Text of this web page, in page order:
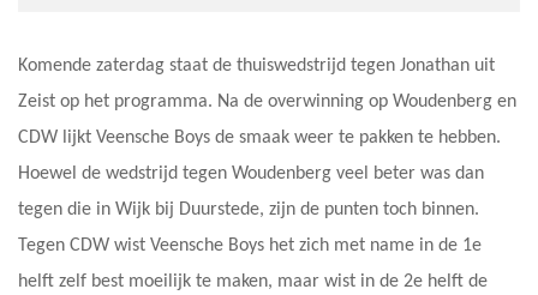
Komende zaterdag staat de thuiswedstrijd tegen Jonathan uit
Zeist op het programma. Na de overwinning op Woudenberg en
CDW lijkt Veensche Boys de smaak weer te pakken te hebben.
Hoewel de wedstrijd tegen Woudenberg veel beter was dan
tegen die in Wijk bij Duurstede, zijn de punten toch binnen.
Tegen CDW wist Veensche Boys het zich met name in de 1e
helft zelf best moeilijk te maken, maar wist in de 2e helft de